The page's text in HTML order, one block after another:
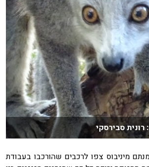
סבירסקי
מיניבוס צפו לרכבים שהורכבו בעבודת